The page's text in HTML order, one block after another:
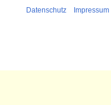
Datenschutz Impressum